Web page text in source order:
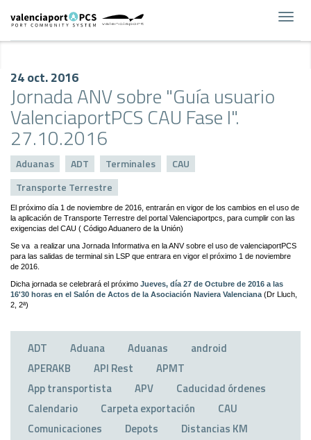
24 oct. 2016
Jornada ANV sobre "Guía usuario
ValenciaportPCS CAU Fase I".
27.10.2016
Aduanas ADT Terminales
CAU
Transporte Terrestre
El próximo día 1 de noviembre de 2016, entrarán en vigor de los cambios en el uso de
la aplicación de Transporte Terrestre del portal Valenciaportpcs, para cumplir con las
exigencias del CAU ( Código Aduanero de la Unión)
Se va a realizar una Jornada Informativa en la ANV sobre el uso de valenciaportPCS
para las salidas de terminal sin LSP que entrara en vigor el próximo 1 de noviembre
de 2016.
Dicha jornada se celebrará el próximo Jueves, día 27 de Octubre de 2016 a las
16'30 horas en el Salón de Actos de la Asociación Naviera Valenciana (Dr Lluch,
2, 2ª)
ADT Aduana Aduanas
android
APERAKB
API Rest
APMT
App transportista
APV
Caducidad órdenes
Calendario
Carpeta exportación
CAU
Comunicaciones
Depots
Distancias KM